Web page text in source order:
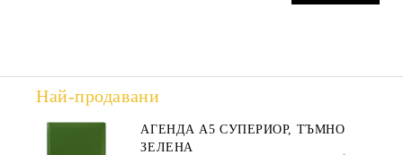
Най-продавани
АГЕНДА А5 СУПЕРИОР, ТЪМНО
ЗЕЛЕНА